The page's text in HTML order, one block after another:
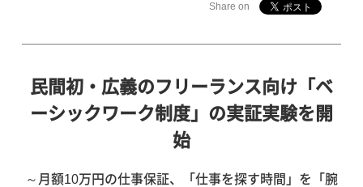
Share on
民間初・広義のフリーランス向け「ベ
ーシックワーク制度」の実証実験を開
始
～月額10万円の仕事保証、「仕事を探す時間」を「腕